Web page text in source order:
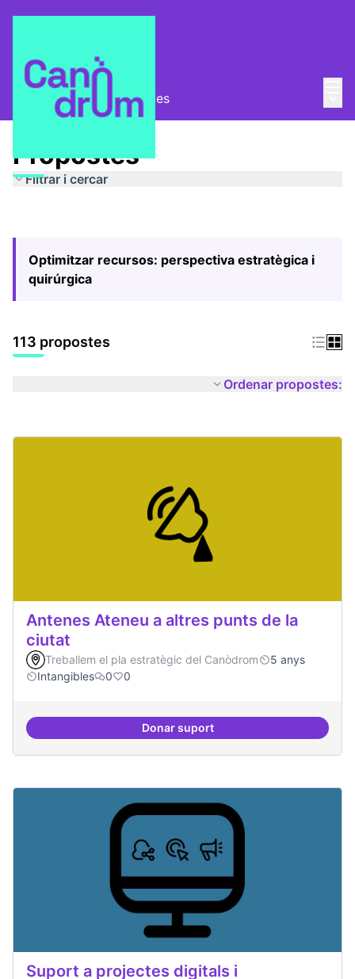
Pla Estratègic Propostes
Propostes
Filtrar i cercar
Optimitzar recursos: perspectiva estratègica i
quirúrgica
113 propostes
Ordenar propostes:
Antenes Ateneu a altres punts de la
ciutat
Treballem el pla estratègic del Canòdrom
5 anys
Intangibles
0 0
Donar suportAntenes Ateneu a altres punts
Suport a projectes digitals i